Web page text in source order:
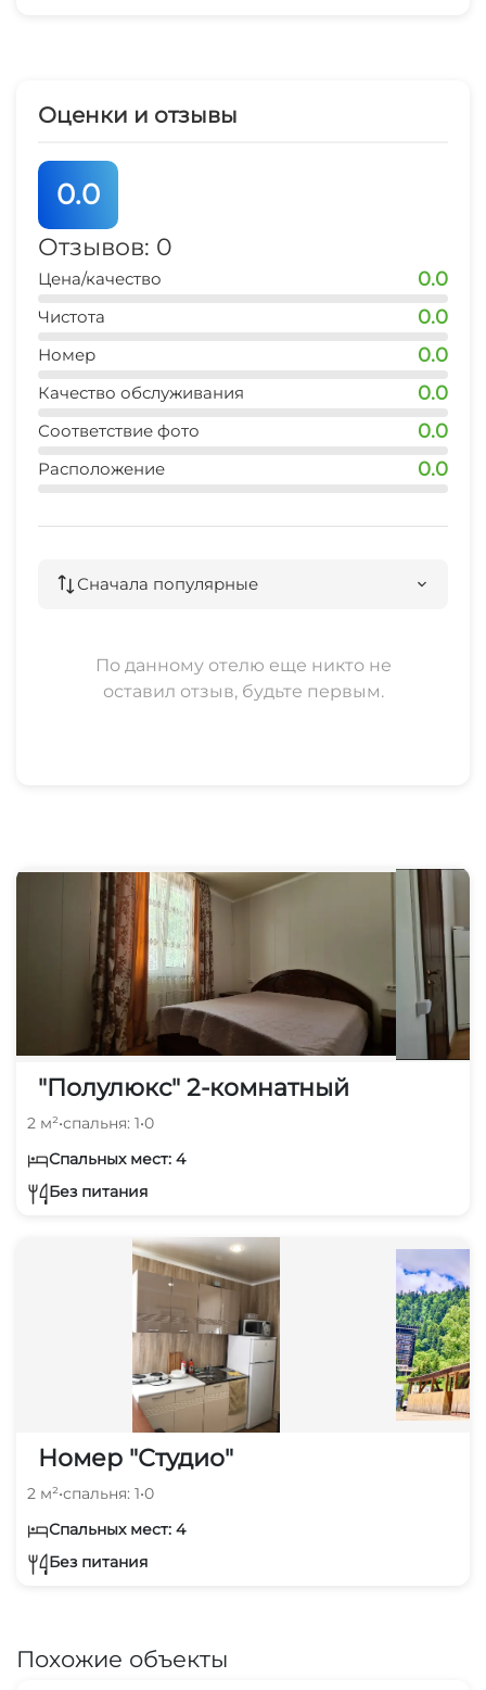
Аренда снегоходов и квадроциклов
Оценки и отзывы
0.0
Отзывов: 0
Цена/качество 0.0
Чистота 0.0
Номер 0.0
Качество обслуживания 0.0
Соответствие фото 0.0
Расположение 0.0
Сначала популярные
По данному отелю еще никто не
оставил отзыв, будьте первым.
"Полулюкс" 2-комнатный
2 м²•спальня: 1•0
Спальных мест: 4
Без питания
Номер "Студио"
2 м²•спальня: 1•0
Спальных мест: 4
Без питания
Похожие объекты